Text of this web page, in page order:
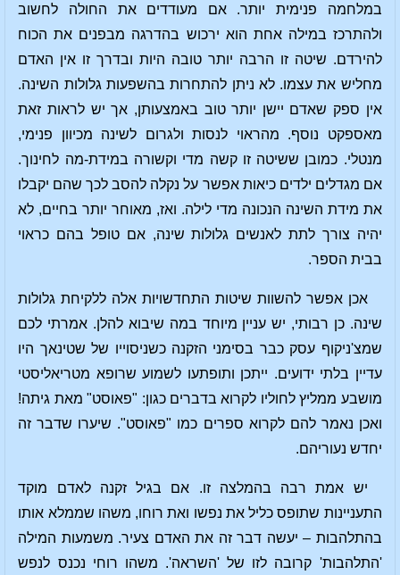
במלחמה פנימית יותר. אם מעודדים את החולה לחשוב
ולהתרכז במילה אחת הוא ירכוש בהדרגה מבפנים את הכוח
להירדם. שיטה זו הרבה יותר טובה היות ובדרך זו אין האדם
מחליש את עצמו. לא ניתן להתחרות בהשפעות גלולות השינה.
אין ספק שאדם יישן יותר טוב באמצעותן, אך יש לראות זאת
מאספקט נוסף. מהראוי לנסות ולגרום לשינה מכיוון פנימי,
מנטלי. כמובן ששיטה זו קשה מדי וקשורה במידת-מה לחינוך.
אם מגדלים ילדים כיאות אפשר על נקלה להסב לכך שהם יקבלו
את מידת השינה הנכונה מדי לילה. ואז, מאוחר יותר בחיים, לא
יהיה צורך לתת לאנשים גלולות שינה, אם טופל בהם כראוי
בבית הספר.
אכן אפשר להשוות שיטות התחדשויות אלה ללקיחת גלולות
שינה. כן רבותי, יש עניין מיוחד במה שיבוא להלן. אמרתי לכם
שמצ'ניקוף עסק כבר בסימני הזקנה כשניסוייו של שטינאך היו
עדיין בלתי ידועים. ייתכן ותופתעו לשמוע שרופא מטריאליסטי
מושבע ממליץ לחוליו לקרוא בדברים כגון: "פאוסט" מאת גיתה!
ואכן נאמר להם לקרוא ספרים כמו "פאוסט". שיערו שדבר זה
יחדש נעוריהם.
יש אמת רבה בהמלצה זו. אם בגיל זקנה לאדם מוקד
התעניינות שתופס כליל את נפשו ואת רוחו, משהו שממלא אותו
בהתלהבות – יעשה דבר זה את האדם צעיר. משמעות המילה
'התלהבות' קרובה לזו של 'השראה'. משהו רוחי נכנס לנפש